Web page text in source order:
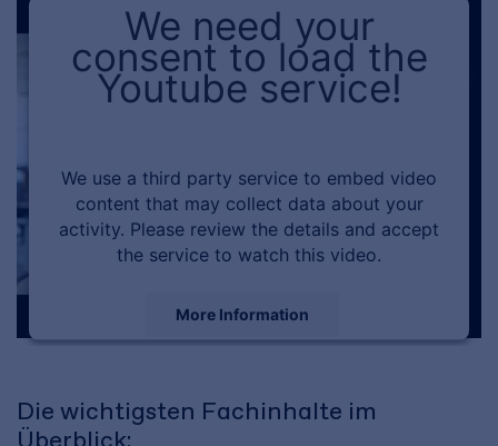
We need your
consent to load the
Youtube service!
We use a third party service to embed video
content that may collect data about your
activity. Please review the details and accept
the service to watch this video.
More Information
Powered byUsercentrics Consent Management
Die wichtigsten Fachinhalte im
Überblick: